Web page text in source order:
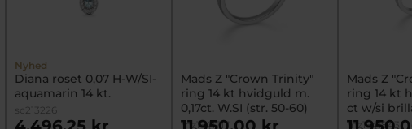
Nyhed
Diana roset 0,07 H-W/SI-
aquamarin 14 kt.
sc213226
Mads Z "Crown Trinity"
ring 14 kt hvidguld m.
0,17ct. W.SI (str. 50-60)
mz1641717
Mads Z
ring 14 kt
ct w/si
60)
mz1641843